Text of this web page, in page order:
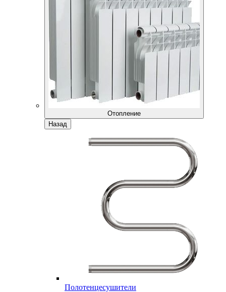
Отопление
Назад
Полотенцесушители